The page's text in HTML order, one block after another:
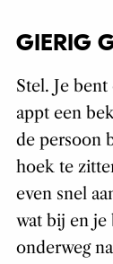
GIERIG
Stel. Je
appt een
de persoon
hoek te
even snel
wat bij en je
onderweg